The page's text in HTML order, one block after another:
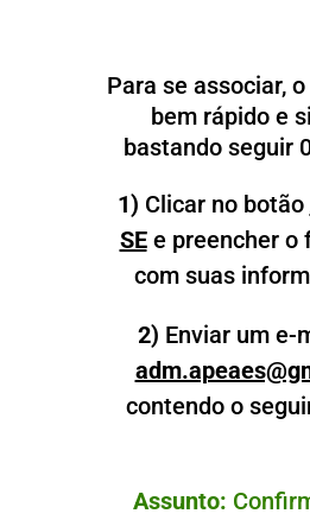
Para se associar,
bem rápido e
bastando seguir
1) Clicar no botão
SEe preencher o
com suas
2) Enviar um e-
contendo o
Assunto: